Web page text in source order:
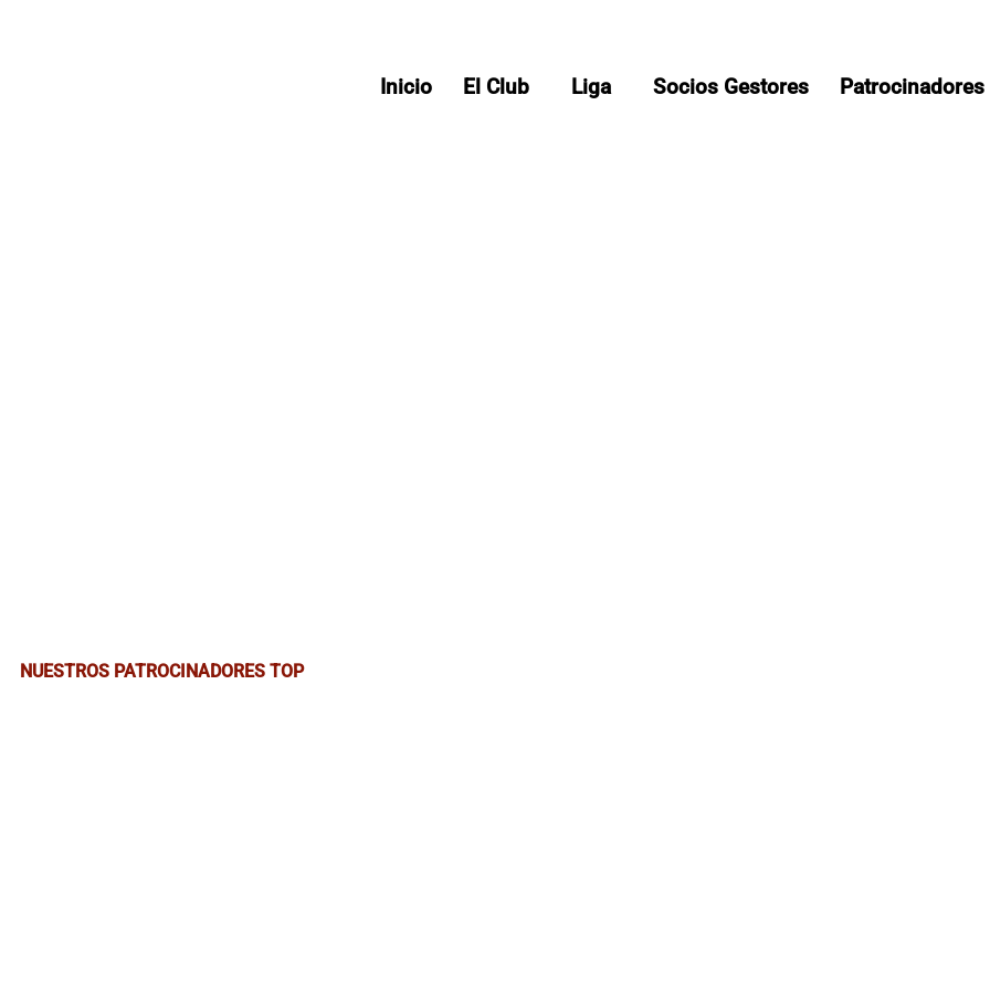
Inicio El Club Liga Socios Gestores Patrocinadores
NUESTROS PATROCINADORES TOP